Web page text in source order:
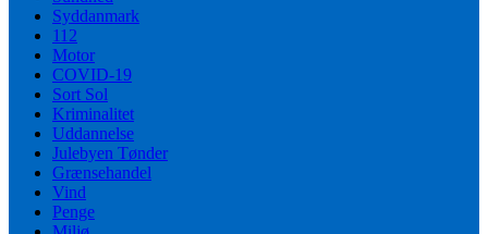
Syddanmark
112
Motor
COVID-19
Sort Sol
Kriminalitet
Uddannelse
Julebyen Tønder
Grænsehandel
Vind
Penge